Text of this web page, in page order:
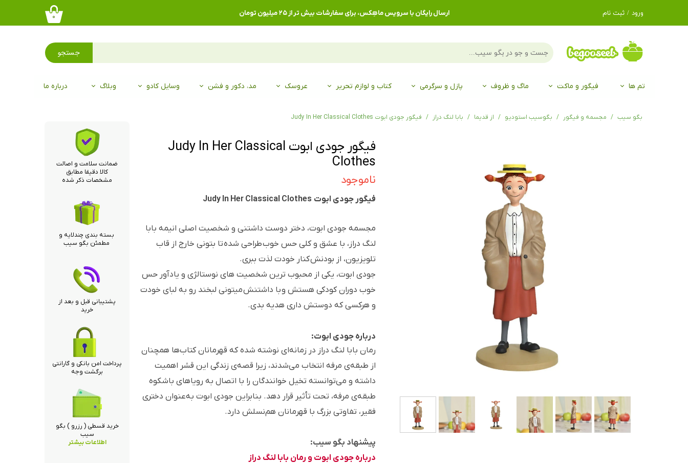
۰ ورود / ثبت نام
حساب کاربری من
تغییر گذر واژه
خروج از حساب
ارسال رایگان با سرویس ماهِکس، برای سفارشات بیش تر از ۲۵ میلیون تومان
جستجو
تم ها فیگور و ماکت ماگ و ظروف پازل و سرگرمی کتاب و لوازم تحریر عروسک مد، دکور و فشن وسایل کادو وبلاگ درباره ما
بگو سیب مجسمه و فیگور بگوسیب استودیو از قدیما بابا لنگ دراز فیگور جودی ابوت Judy In Her Classical Clothes
فیگور جودی ابوت Judy In Her Classical
Clothes
ناموجود
فیگور جودی ابوت Judy In Her Classical Clothes
مجسمه جودی ابوت، دختر دوست داشتنی و شخصیت اصلی انیمه بابا
لنگ دراز، با عشق و کلی حس خوب طراحی شده تا بتونی خارج از قاب
تلویزیون، از بودنش کنار خودت لذت ببری.
جودی ابوت، یکی از محبوب ترین شخصیت های نوستالژی و یادآور حس
خوب دوران کودکی هستش وبا داشتنش میتونی لبخند رو به لبای خودت
و هرکسی که دوستش داری هدیه بدی.
درباره جودی ابوت:
رمان بابا لنگ دراز در زمانه‌­ای نوشته شده که قهرمانان کتاب­‌ها همچنان
از طبقه‌ی مرفه انتخاب می­‌شدند، زیرا قصه‌ی زندگی این قشر اهمیت
داشته و می‌­توانسته تخیل خوانندگان را با اتصال به رویاهای باشکوه
طبقه‌ی مرفه، تحت تأثیر قرار دهد. بنابراین جودی ابوت به­‌عنوان دختری
فقیر، تفاوتی بزرگ با قهرمانان هم­‌نسلش دارد.
پیشنهاد بگو سیب:
درباره جودی ابوت و رمان بابا لنگ دراز
ضمانت سلامت و اصالت
کالا دقیقا مطابق
مشخصات ذکر شده
بسته بندی چندلایه و
مطمئن بگو سیب
پشتیبانی قبل و بعد از
خرید
خرید قسطی ( رزرو ) بگو
سیب
اطلاعات بیشتر
پرداخت امن بانکی و گارانتی
برگشت وجه